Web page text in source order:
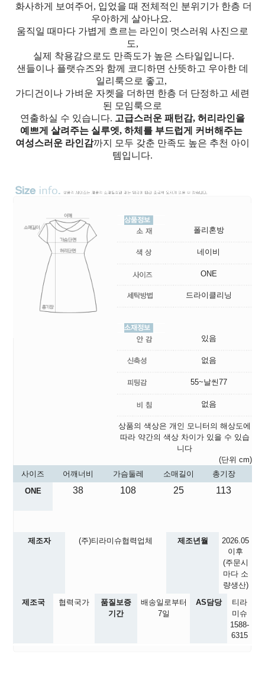
화사하게 보여주어, 입었을 때 전체적인 분위기가 한층 더
우아하게 살아나요.
움직일 때마다 가볍게 흐르는 라인이 멋스러워 사진으로
도,
실제 착용감으로도 만족도가 높은 스타일입니다.
샌들이나 플랫슈즈와 함께 코디하면 산뜻하고 우아한 데
일리룩으로 좋고,
가디건이나 가벼운 자켓을 더하면 한층 더 단정하고 세련
된 모임룩으로
연출하실 수 있습니다. 고급스러운 패턴감, 허리라인을
예쁘게 살려주는 실루엣, 하체를 부드럽게 커버해주는
여성스러운 라인감까지 모두 갖춘 만족도 높은 추천 아이
템입니다.
폴리혼방
네이비
ONE
드라이클리닝
있음
없음
55~날씬77
없음
상품의 색상은 개인 모니터의 해상도에
따라 약간의 색상 차이가 있을 수 있습
니다
(단위 cm)
사이즈
어깨너비 가슴둘레 소매길이
총기장
ONE
38 108 25 113
제조자 (주)티라미슈협력업체 제조년월
2026.05
이후
(주문시
마다 소
량생산)
제조국
협력국가
품질보증
기간
배송일로부터
7일
AS담당
티라
미슈
1588-
6315